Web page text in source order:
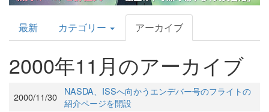
AstroArts
Topics
最新 カテゴリー アーカイブ
2000年11月のアーカイブ
2000/11/30
NASDA、ISSへ向かうエンデバー号のフライトの
紹介ページを開設